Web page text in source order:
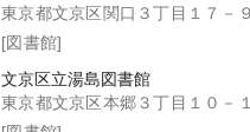
東京都文京区関口３丁目１７－９
[図書館]
文京区立湯島図書館
東京都文京区本郷３丁目１０－